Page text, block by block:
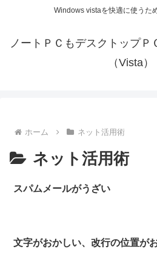
Windows vistaを快適に使うた
ノートＰＣもデスクトップ
（Vista）
ホーム ネット活用術
ネット活用術
スパムメールがうざい
文字がおかしい、改行の位置が